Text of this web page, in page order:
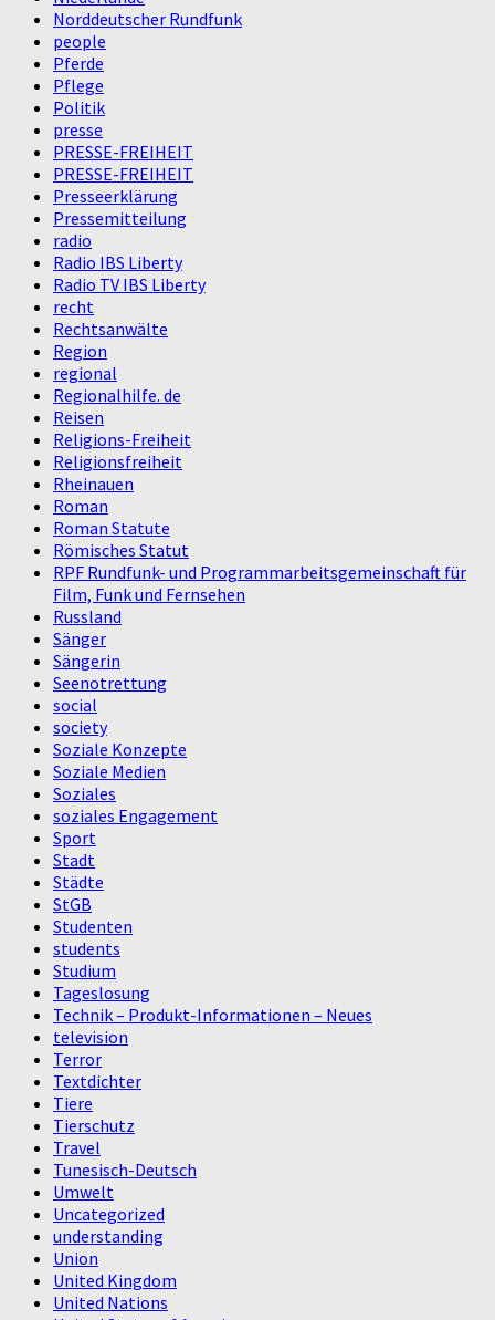
Norddeutscher Rundfunk
people
Pferde
Pflege
Politik
presse
PRESSE-FREIHEIT
PRESSE-FREIHEIT
Presseerklärung
Pressemitteilung
radio
Radio IBS Liberty
Radio TV IBS Liberty
recht
Rechtsanwälte
Region
regional
Regionalhilfe. de
Reisen
Religions-Freiheit
Religionsfreiheit
Rheinauen
Roman
Roman Statute
Römisches Statut
RPF Rundfunk- und Programmarbeitsgemeinschaft für
Film, Funk und Fernsehen
Russland
Sänger
Sängerin
Seenotrettung
social
society
Soziale Konzepte
Soziale Medien
Soziales
soziales Engagement
Sport
Stadt
Städte
StGB
Studenten
students
Studium
Tageslosung
Technik – Produkt-Informationen – Neues
television
Terror
Textdichter
Tiere
Tierschutz
Travel
Tunesisch-Deutsch
Umwelt
Uncategorized
understanding
Union
United Kingdom
United Nations